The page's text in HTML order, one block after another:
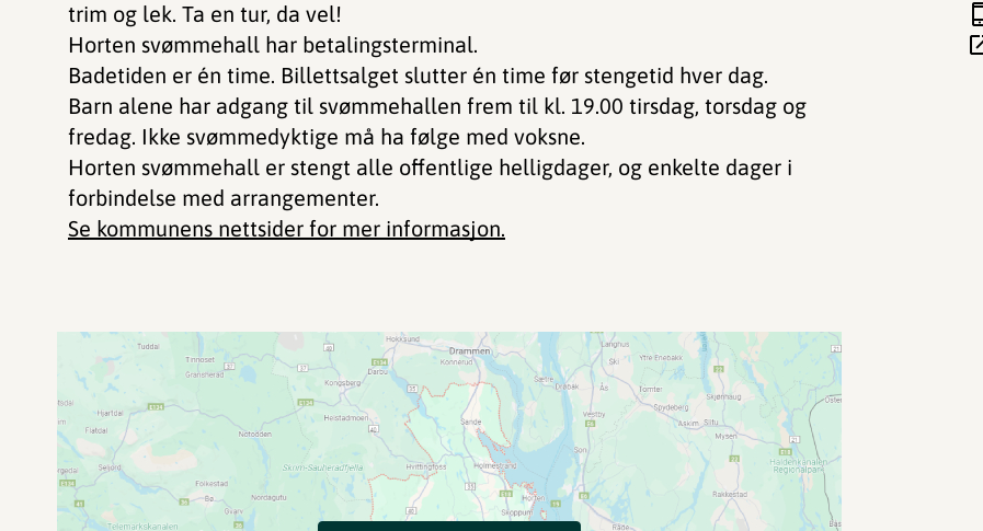
trim og lek. Ta en tur, da vel!
Horten svømmehall har betalingsterminal.
Badetiden er én time. Billettsalget slutter én time før stengetid hver dag.
Barn alene har adgang til svømmehallen frem til kl. 19.00 tirsdag, torsdag og
fredag. Ikke svømmedyktige må ha følge med voksne.
Horten svømmehall er stengt alle offentlige helligdager, og enkelte dager i
forbindelse med arrangementer.
Se kommunens nettsider for mer informasjon.